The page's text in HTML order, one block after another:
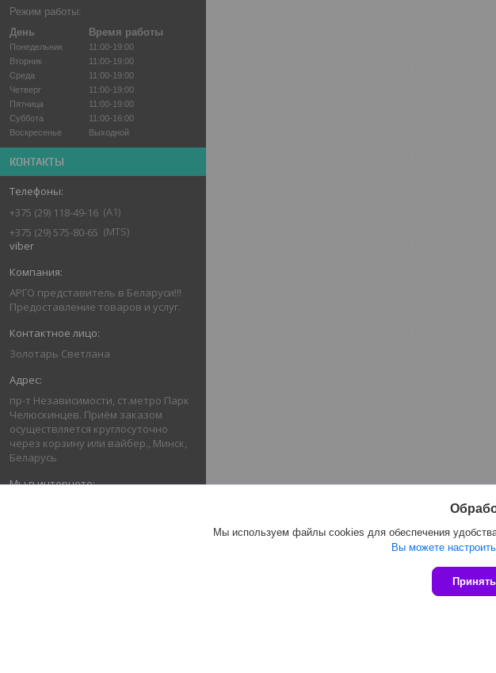
Режим работы:
День
Время работы
Понедельник
11:00-19:00
Вторник
11:00-19:00
Среда
11:00-19:00
Четверг
11:00-19:00
Пятница
11:00-19:00
Суббота
11:00-16:00
Воскресенье
Выходной
КОНТАКТЫ
+375 (29) 118-49-16 А1
+375 (29) 575-80-65
MTS
viber
АРГО представитель в Беларуси!!!
Предоставление товаров и услуг.
Золотарь Светлана
пр-т Независимости, ст.метро Парк
Челюскинцев. Приём заказом
осуществляется круглосуточно
через корзину или вайбер., Минск,
Беларусь
Мы используем файлы cookies для обеспечения
Вы можете